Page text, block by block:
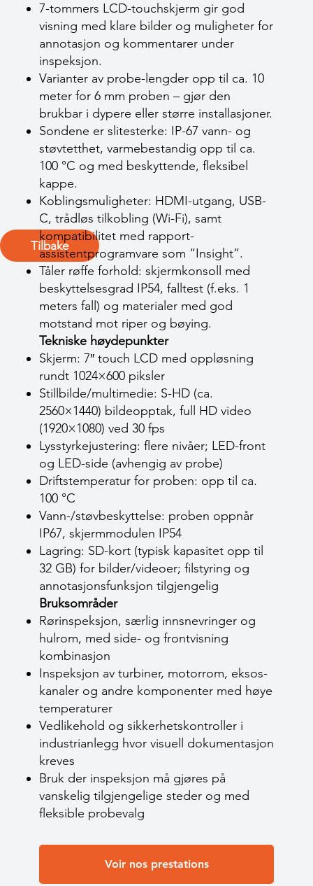
Tilbake
7-tommers LCD-touchskjerm gir god
visning med klare bilder og muligheter for
annotasjon og kommentarer under
inspeksjon.
Varianter av probe-lengder opp til ca. 10
meter for 6 mm proben – gjør den
brukbar i dypere eller større installasjoner.
Sondene er slitesterke: IP-67 vann- og
støvtetthet, varmebestandig opp til ca.
100 °C og med beskyttende, fleksibel
kappe.
Koblingsmuligheter: HDMI-utgang, USB-
C, trådløs tilkobling (Wi-Fi), samt
kompatibilitet med rapport-
assistentprogramvare som “Insight”.
Tåler røffe forhold: skjermkonsoll med
beskyttelsesgrad IP54, falltest (f.eks. 1
meters fall) og materialer med god
motstand mot riper og bøying.
Tekniske høydepunkter
Skjerm: 7″ touch LCD med oppløsning
rundt 1024×600 piksler
Stillbilde/multimedie: S-HD (ca.
2560×1440) bildeopptak, full HD video
(1920×1080) ved 30 fps
Lysstyrkejustering: flere nivåer; LED-front
og LED-side (avhengig av probe)
Driftstemperatur for proben: opp til ca.
100 °C
Vann-/støvbeskyttelse: proben oppnår
IP67, skjermmodulen IP54
Lagring: SD-kort (typisk kapasitet opp til
32 GB) for bilder/videoer; filstyring og
annotasjonsfunksjon tilgjengelig
Bruksområder
Rørinspeksjon, særlig innsnevringer og
hulrom, med side- og frontvisning
kombinasjon
Inspeksjon av turbiner, motorrom, eksos­
kanaler og andre komponenter med høye
temperaturer
Vedlikehold og sikkerhetskontroller i
industrianlegg hvor visuell dokumentasjon
kreves
Bruk der inspeksjon må gjøres på
vanskelig tilgjengelige steder og med
fleksible probevalg
Voir nos prestations